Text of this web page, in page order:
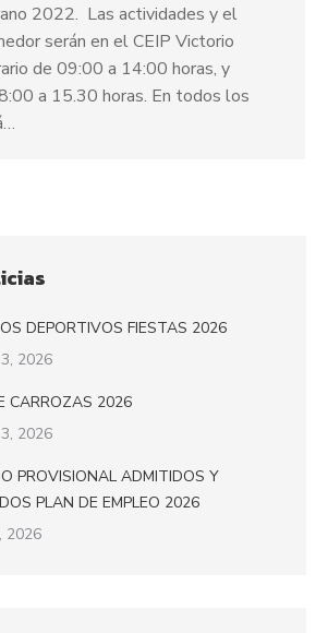
2022. Las actividades y el
serán en el CEIP Victorio
de 09:00 a 14:00 horas, y
a 15.30 horas. En todos los
DEPORTIVOS FIESTAS 2026
2026
CARROZAS 2026
2026
PROVISIONAL ADMITIDOS Y
PLAN DE EMPLEO 2026
2026